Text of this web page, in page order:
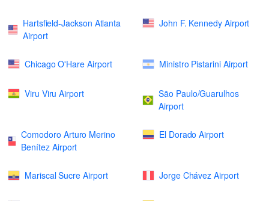
Hartsfield-Jackson Atlanta
Airport
John F. Kennedy Airport
Chicago O'Hare Airport Ministro Pistarini Airport
Viru Viru Airport
São Paulo/Guarulhos
Airport
Comodoro Arturo Merino
Benítez Airport
El Dorado Airport
Mariscal Sucre Airport Jorge Chávez Airport